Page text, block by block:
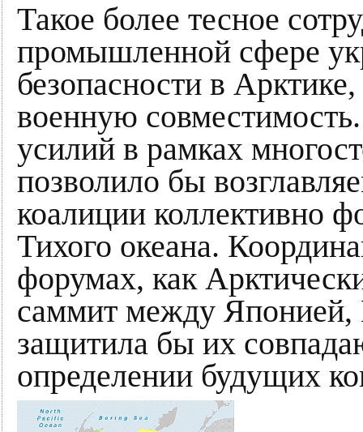
Такое более тесное
промышленной сфере
безопасности в
военную
усилий в рамках
позволило бы
коалиции коллективно
Тихого океана.
форумах, как
саммит между
защитила бы их
определении будущих